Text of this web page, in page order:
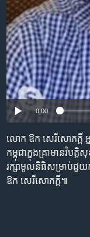
0:00
លោក ឱក សេរីសោភក្តិ៍ អ្
កម្ពុជា​ក្នុង​គ្រា​មាន​វិ
រក្សា​មូលនិធិ​សម្រាប់​ជួយ​ក
ឱក សេរីសោភក្តិ៍៕